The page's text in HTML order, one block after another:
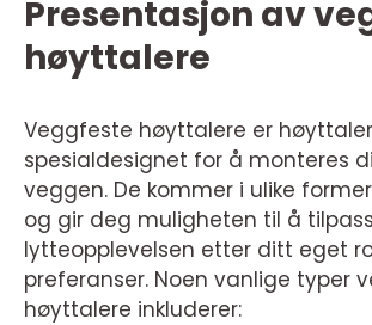
Presentasjon av
høyttalere
Veggfeste høyttalere er
spesialdesignet for å monteres
veggen. De kommer i ulike
og gir deg muligheten til å
lytteopplevelsen etter ditt eget
preferanser. Noen vanlige typer
høyttalere inkluderer: